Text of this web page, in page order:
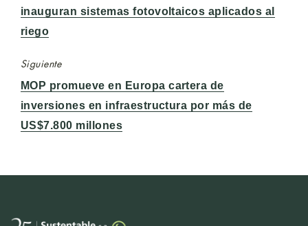
anterior:
inauguran sistemas fotovoltaicos aplicados al
riego
Siguiente
Entrada
siguiente:
MOP promueve en Europa cartera de
inversiones en infraestructura por más de
US$7.800 millones